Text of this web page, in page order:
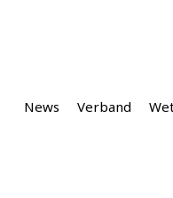
News Verband